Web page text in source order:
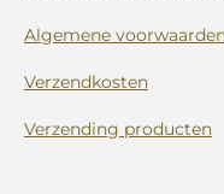
Algemene
Verzendkosten
Verzending producten